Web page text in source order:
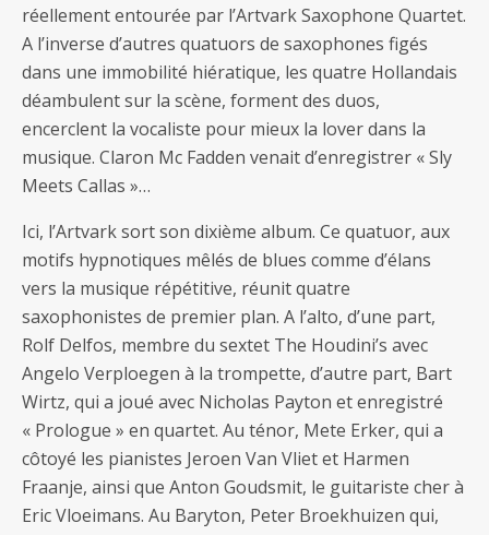
réellement entourée par l’Artvark Saxophone Quartet.
A l’inverse d’autres quatuors de saxophones figés
dans une immobilité hiératique, les quatre Hollandais
déambulent sur la scène, forment des duos,
encerclent la vocaliste pour mieux la lover dans la
musique. Claron Mc Fadden venait d’enregistrer « Sly
Meets Callas »…
Ici, l’Artvark sort son dixième album. Ce quatuor, aux
motifs hypnotiques mêlés de blues comme d’élans
vers la musique répétitive, réunit quatre
saxophonistes de premier plan. A l’alto, d’une part,
Rolf Delfos, membre du sextet The Houdini’s avec
Angelo Verploegen à la trompette, d’autre part, Bart
Wirtz, qui a joué avec Nicholas Payton et enregistré
« Prologue » en quartet. Au ténor, Mete Erker, qui a
côtoyé les pianistes Jeroen Van Vliet et Harmen
Fraanje, ainsi que Anton Goudsmit, le guitariste cher à
Eric Vloeimans. Au Baryton, Peter Broekhuizen qui,